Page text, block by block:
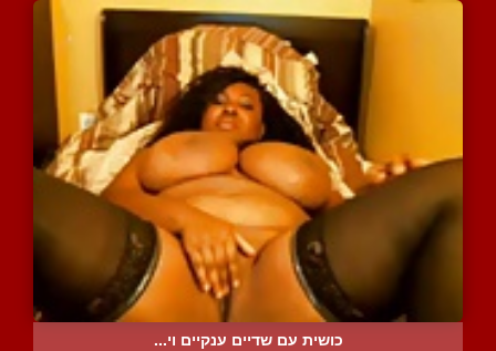
כושית עם שדיים ענקיים וי...